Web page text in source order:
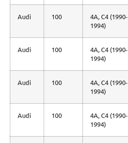
Audi 100
4A, C4 (1990-
1994)
Audi 100
4A, C4 (1990-
1994)
Audi 100
4A, C4 (1990-
1994)
Audi 100
4A, C4 (1990-
1994)